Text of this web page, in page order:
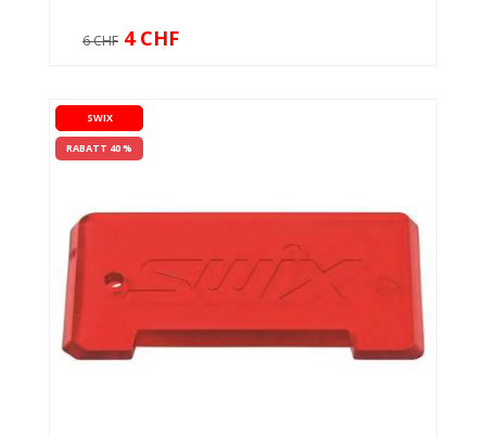
6 CHF 4 CHF
SWIX
RABATT 40 %